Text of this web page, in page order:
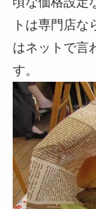
トは専門店な
はネットで言
す。